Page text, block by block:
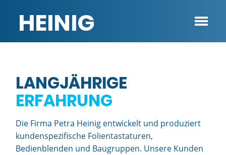
HEINIG
LANGJÄHRIGE
ERFAHRUNG
Die Firma Petra Heinig entwickelt und produziert
kundenspezifische Folientastaturen,
Bedienblenden und Baugruppen. Unsere Kunden